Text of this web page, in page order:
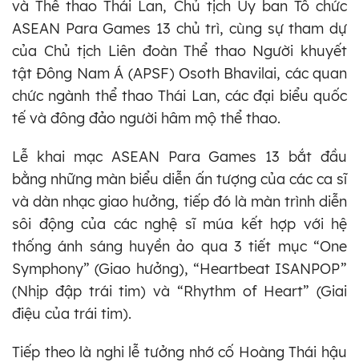
và Thể thao Thái Lan, Chủ tịch Ủy ban Tổ chức
ASEAN Para Games 13 chủ trì, cùng sự tham dự
của Chủ tịch Liên đoàn Thể thao Người khuyết
tật Đông Nam Á (APSF) Osoth Bhavilai, các quan
chức ngành thể thao Thái Lan, các đại biểu quốc
tế và đông đảo người hâm mộ thể thao.
Lễ khai mạc ASEAN Para Games 13 bắt đầu
bằng những màn biểu diễn ấn tượng của các ca sĩ
và dàn nhạc giao hưởng, tiếp đó là màn trình diễn
sôi động của các nghệ sĩ múa kết hợp với hệ
thống ánh sáng huyền ảo qua 3 tiết mục “One
Symphony” (Giao hưởng), “Heartbeat ISANPOP”
(Nhịp đập trái tim) và “Rhythm of Heart” (Giai
điệu của trái tim).
Tiếp theo là nghi lễ tưởng nhớ cố Hoàng Thái hậu